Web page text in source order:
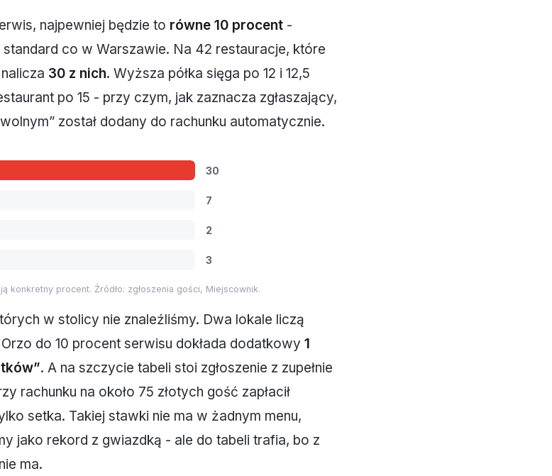
najpewniej będzie to równe 10 procent -
standard co w Warszawie. Na 42 restauracje, które
30 z nich. Wyższa półka sięga po 12 i 12,5
po 15 - przy czym, jak zaznacza zgłaszający,
został dodany do rachunku automatycznie.
30
7
2
3
konkretny procent. Źródło: zgłoszenia gości, Miejscownik.
w stolicy nie znaleźliśmy. Dwa lokale liczą
do 10 procent serwisu dokłada dodatkowy 1
. A na szczycie tabeli stoi zgłoszenie z zupełnie
rachunku na około 75 złotych gość zapłacił
setka. Takiej stawki nie ma w żadnym menu,
jako rekord z gwiazdką - ale do tabeli trafia, bo z
ma.